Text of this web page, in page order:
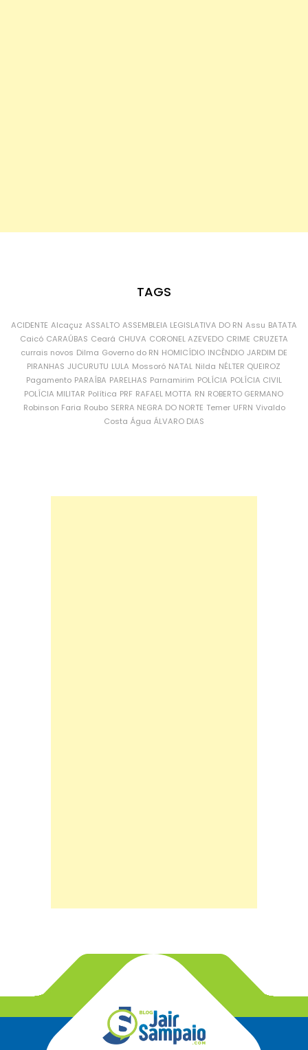
TAGS
ACIDENTE Alcaçuz ASSALTO ASSEMBLEIA LEGISLATIVA DO RN Assu BATATA
Caicó CARAÚBAS Ceará CHUVA CORONEL AZEVEDO CRIME CRUZETA
currais novos Dilma Governo do RN HOMICÍDIO INCÊNDIO JARDIM DE
PIRANHAS JUCURUTU LULA Mossoró NATAL Nilda NÉLTER QUEIROZ
Pagamento PARAÍBA PARELHAS Parnamirim POLÍCIA POLÍCIA CIVIL
POLÍCIA MILITAR Política PRF RAFAEL MOTTA RN ROBERTO GERMANO
Robinson Faria Roubo SERRA NEGRA DO NORTE Temer UFRN Vivaldo
Costa Água ÁLVARO DIAS